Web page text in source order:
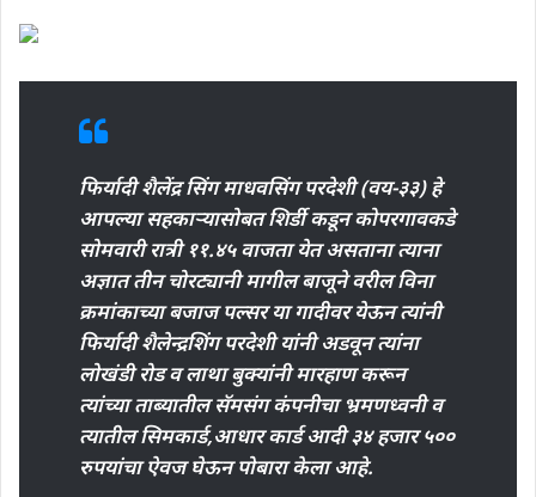
फिर्यादी शैलेंद्र सिंग माधवसिंग परदेशी (वय-३३) हे
आपल्या सहकाऱ्यासोबत शिर्डी कडून कोपरगावकडे
सोमवारी रात्री ११.४५ वाजता येत असताना त्याना
अज्ञात तीन चोरट्यानी मागील बाजूने वरील विना
क्रमांकाच्या बजाज पल्सर या गादीवर येऊन त्यांनी
फिर्यादी शैलेन्द्रशिंग परदेशी यांनी अडवून त्यांना
लोखंडी रोड व लाथा बुक्यांनी मारहाण करून
त्यांच्या ताब्यातील सॅमसंग कंपनीचा भ्रमणध्वनी व
त्यातील सिमकार्ड,आधार कार्ड आदी ३४ हजार ५००
रुपयांचा ऐवज घेऊन पोबारा केला आहे.